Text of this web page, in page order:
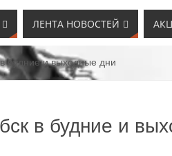
ЛЕНТА НОВОСТЕЙ
будние и выходные дни
в будние и